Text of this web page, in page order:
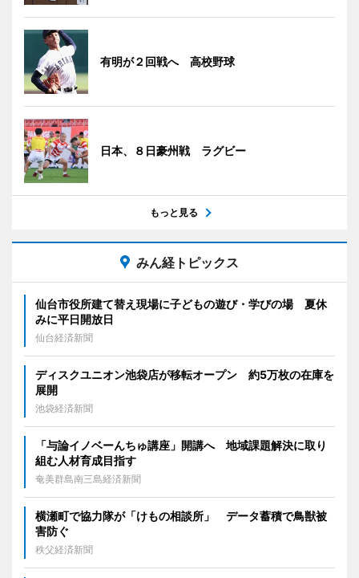
有明が２回戦へ 高校野球
日本、８日豪州戦 ラグビー
もっと見る
みん経トピックス
仙台市役所建て替え現場に子どもの遊び・学びの場 夏休
みに平日開放日
仙台経済新聞
ディスクユニオン池袋店が移転オープン 約5万枚の在庫を
展開
池袋経済新聞
「与論イノベーんちゅ講座」開講へ 地域課題解決に取り
組む人材育成目指す
奄美群島南三島経済新聞
横瀬町で協力隊が「けもの相談所」 データ蓄積で鳥獣被
害防ぐ
秩父経済新聞